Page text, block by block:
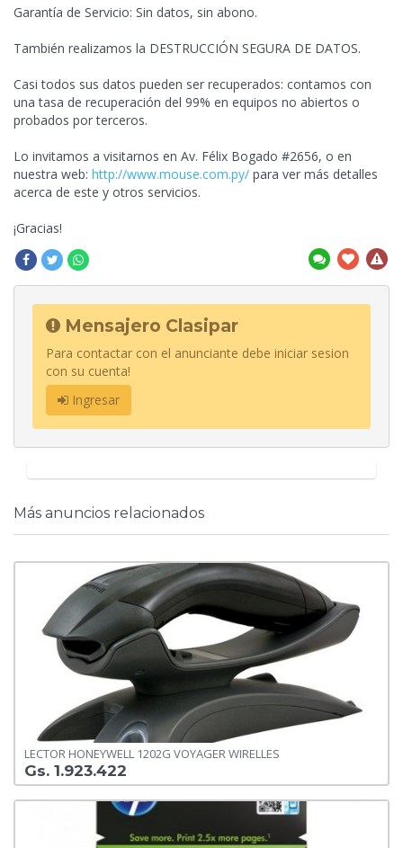
Garantía de Servicio: Sin datos, sin abono.
También realizamos la DESTRUCCIÓN SEGURA DE DATOS.
Casi todos sus datos pueden ser recuperados: contamos con
una tasa de recuperación del 99% en equipos no abiertos o
probados por terceros.
Lo invitamos a visitarnos en Av. Félix Bogado #2656, o en
nuestra web: http://www.mouse.com.py/ para ver más detalles
acerca de este y otros servicios.
¡Gracias!
Mensajero Clasipar
Para contactar con el anunciante debe iniciar sesion
con su cuenta!
Ingresar
Más anuncios relacionados
LECTOR HONEYWELL 1202G VOYAGER WIRELLES
Gs. 1.923.422